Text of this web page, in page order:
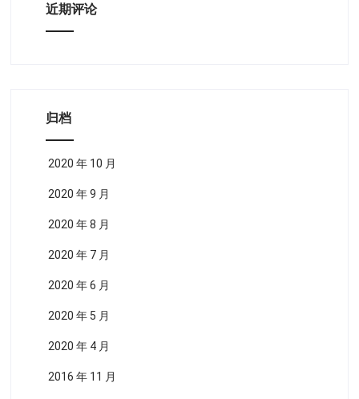
近期评论
归档
2020 年 10 月
2020 年 9 月
2020 年 8 月
2020 年 7 月
2020 年 6 月
2020 年 5 月
2020 年 4 月
2016 年 11 月